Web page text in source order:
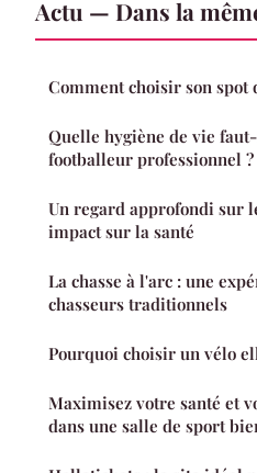
Actu — Dans la
Comment choisir son spot
Quelle hygiène de vie
footballeur professionnel ?
Un regard approfondi sur
impact sur la santé
La chasse à l'arc : une
chasseurs traditionnels
Pourquoi choisir un vélo
Maximisez votre santé et
dans une salle de sport